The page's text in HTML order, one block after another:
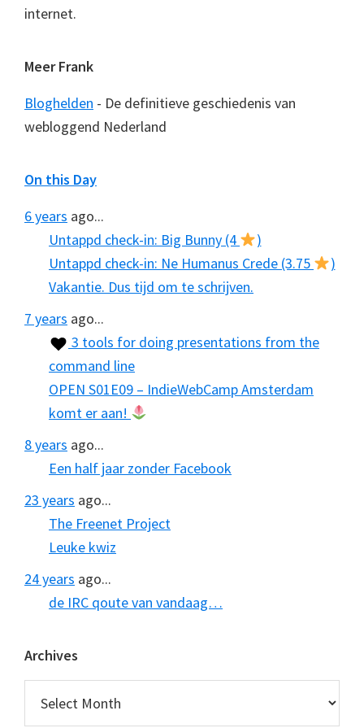
internet.
Meer Frank
Bloghelden - De definitieve geschiedenis van
webloggend Nederland
On this Day
6 years ago...
Untappd check-in: Big Bunny (4
)
Untappd check-in: Ne Humanus Crede (3.75
)
Vakantie. Dus tijd om te schrijven.
7 years ago...
3 tools for doing presentations from the
command line
OPEN S01E09 – IndieWebCamp Amsterdam
komt er aan!
8 years ago...
Een half jaar zonder Facebook
23 years ago...
The Freenet Project
Leuke kwiz
24 years ago...
de IRC qoute van vandaag…
Archives